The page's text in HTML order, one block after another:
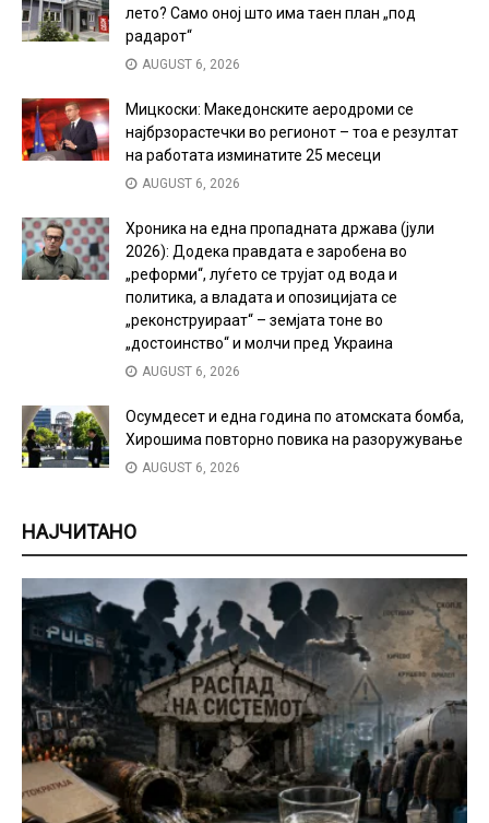
лето? Само оној што има таен план „под
радарот“
AUGUST 6, 2026
Мицкоски: Македонските аеродроми се
најбрзорастечки во регионот – тоа е резултат
на работата изминатите 25 месеци
AUGUST 6, 2026
Хроника на една пропадната држава (јули
2026): Додека правдата е заробена во
„реформи“, луѓето се трујат од вода и
политика, а владата и опозицијата се
„реконструираат“ – земјата тоне во
„достоинство“ и молчи пред Украина
AUGUST 6, 2026
Осумдесет и една година по атомската бомба,
Хирошима повторно повика на разоружување
AUGUST 6, 2026
НАЈЧИТАНО